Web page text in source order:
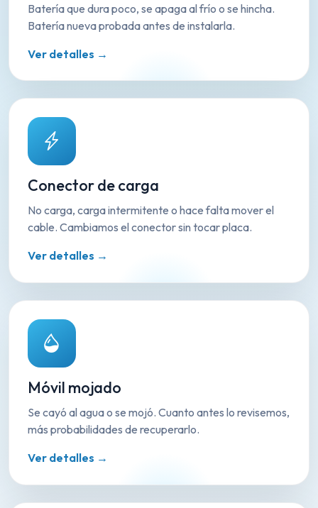
Batería que dura poco, se apaga al frío o se hincha.
Batería nueva probada antes de instalarla.
Ver detalles →
Conector de carga
No carga, carga intermitente o hace falta mover el
cable. Cambiamos el conector sin tocar placa.
Ver detalles →
Móvil mojado
Se cayó al agua o se mojó. Cuanto antes lo revisemos,
más probabilidades de recuperarlo.
Ver detalles →